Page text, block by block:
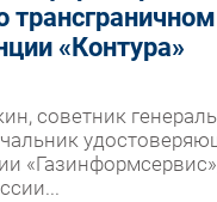
«Контура»
советник